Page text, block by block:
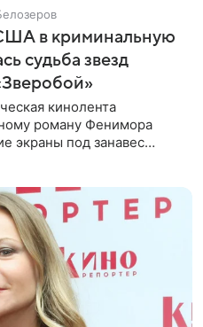
в криминальную
судьба звезд
кинолента
роману Фенимора
экраны под занавес